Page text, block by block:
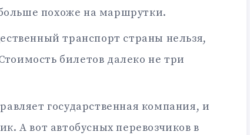
похоже на маршрутки.
транспорт страны нельзя,
билетов далеко не три
государственная компания, и
А вот автобусных перевозчиков в